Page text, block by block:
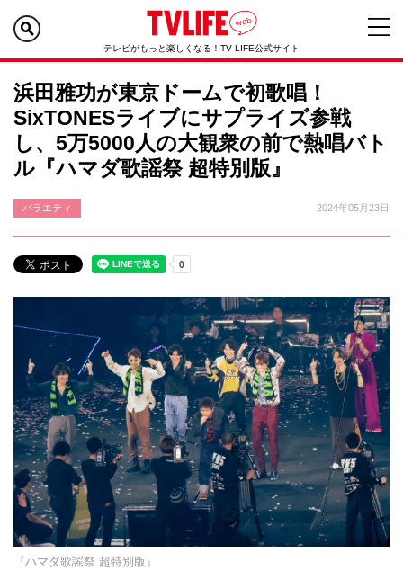
テレビがもっと楽しくなる！TV LIFE公式サイト
浜田雅功が東京ドームで初歌唱！
SixTONESライブにサプライズ参戦
し、5万5000人の大観衆の前で熱唱バト
ル『ハマダ歌謡祭 超特別版』
バラエティ 2024年05月23日
『ハマダ歌謡祭 超特別版』